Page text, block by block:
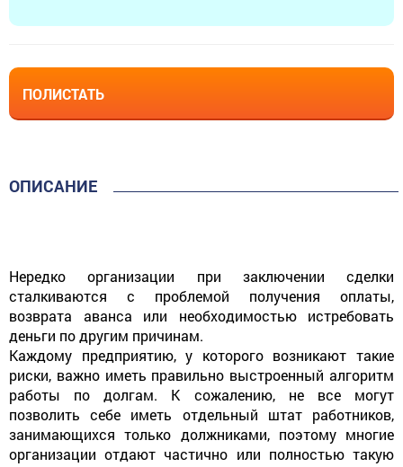
ПОЛИСТАТЬ
ОПИСАНИЕ
Нередко организации при заключении сделки
сталкиваются с проблемой получения оплаты,
возврата аванса или необходимостью истребовать
деньги по другим причинам.
Каждому предприятию, у которого возникают такие
риски, важно иметь правильно выстроенный алгоритм
работы по долгам. К сожалению, не все могут
позволить себе иметь отдельный штат работников,
занимающихся только должниками, поэтому многие
организации отдают частично или полностью такую